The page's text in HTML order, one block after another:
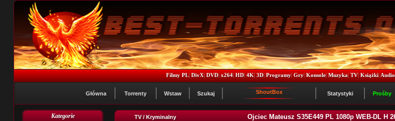
Filmy PL|DivX|DVD|x264|HD|4K|3D|Programy|Gry|Konsole|Muzyka|TV|Książki|
Główna Torrenty Wstaw Szukaj ShoutBox Statystyki Prośby
Kategorie TV / Kryminalny Ojciec Mateusz S35E449 PL 1080p WEB-DL H